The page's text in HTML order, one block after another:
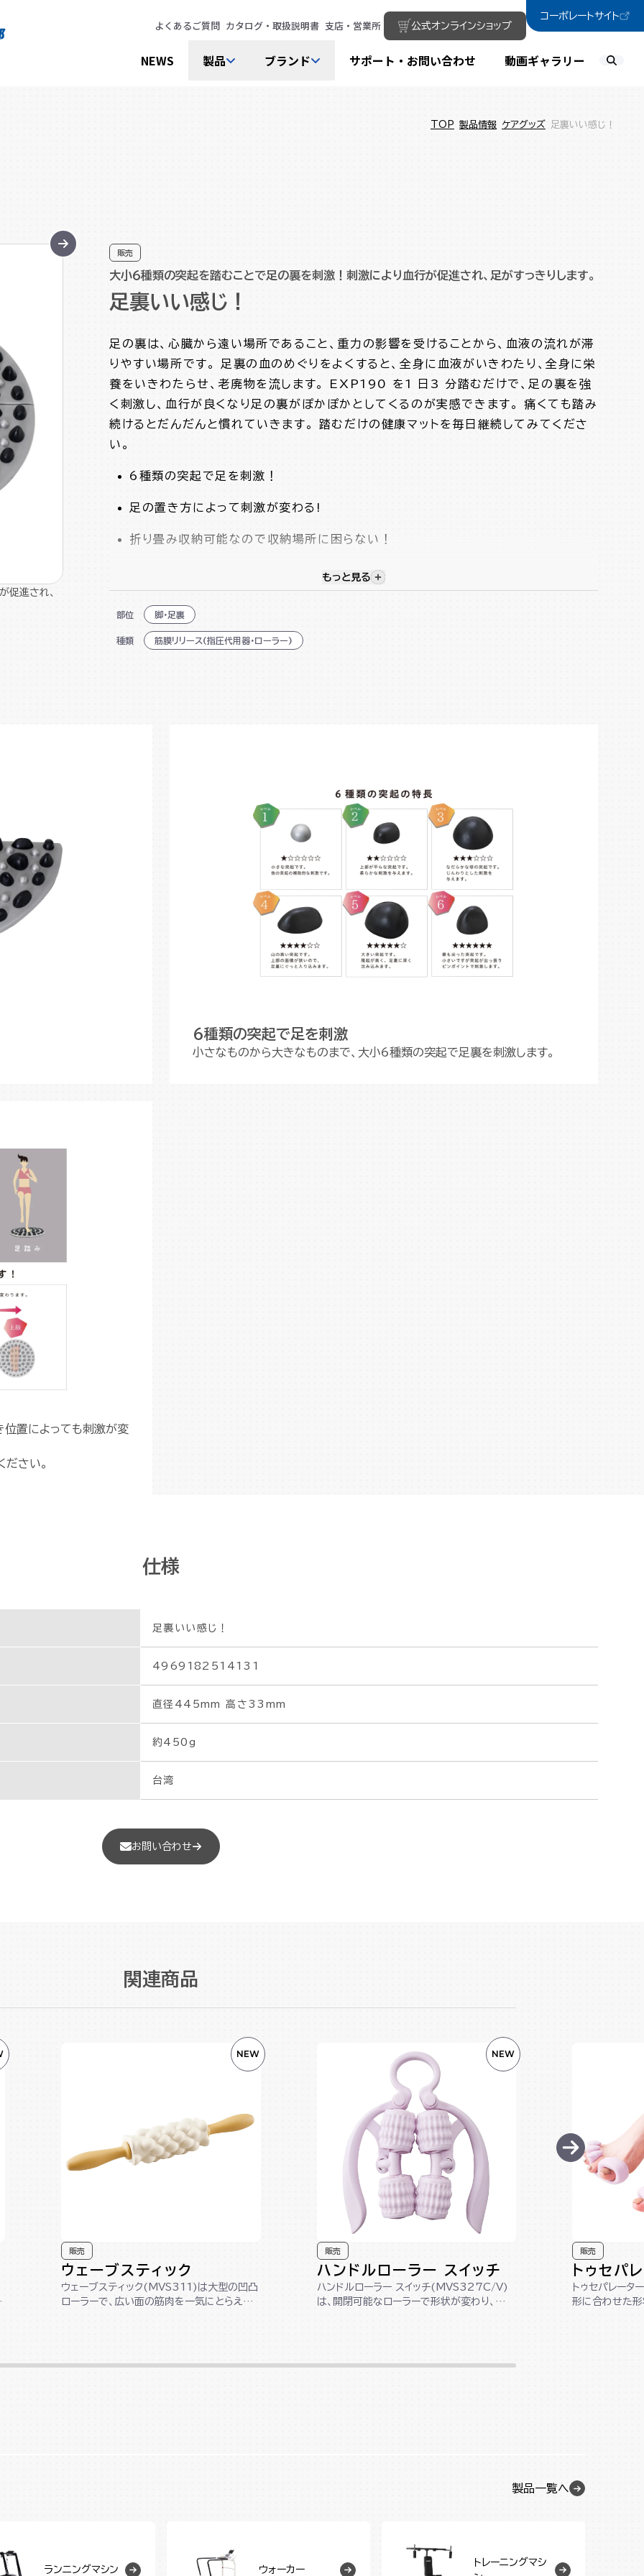
よくあるご質問 カタログ・取扱説明書 支店・営業所 公式オンラインショップ
コーポレートサイト
NEWS 製品 ブランド サポート・お問い合わせ 動画ギャラリー
TOP 製品情報 ケアグッズ 足裏いい感じ！
販売
大小６種類の突起を踏むことで足の裏を刺激！刺激により血行が促進され、足がすっきりします。
足裏いい感じ！
促進され、
足の裏は、心臓から遠い場所であること、重力の影響を受けることから、血液の流れが滞
りやすい場所です。 足裏の血のめぐりをよくすると、全身に血液がいきわたり、全身に栄
養をいきわたらせ、老廃物を流します。 EXP190 を1 日3 分踏むだけで、足の裏を強
く刺激し、血行が良くなり足の裏がぽかぽかとしてくるのが実感できます。 痛くても踏み
続けるとだんだんと慣れていきます。 踏むだけの健康マットを毎日継続してみてくださ
い。
6種類の突起で足を刺激！
足の置き方によって刺激が変わる!
折り畳み収納可能なので収納場所に困らない！
本体の上に乗って直立したり椅子に座って使用したりと使用法も様々！
視覚的に非表示のコンテンツを表示する
もっと見る
部位 脚・足裏
種類 筋膜リリース(指圧代用器・ローラー)
6種類の突起で足を刺激
小さなものから大きなものまで、大小6種類の突起で足裏を刺激します。
置によっても刺激が変
さい。
仕様
足裏いい感じ！
4969182514131
直径445mm 高さ33mm
約450g
台湾
お問い合わせ
関連商品
販売
ウェーブスティック
ウェーブスティック(MVS311)は大型の凹凸
ローラーで、広い面の筋肉を一気にとらえて
NEW
販売
ハンドルローラー スイッチ
ハンドルローラー スイッチ(MVS327C/V)
は、開閉可能なローラーで形状が変わり、
NEW
販売
トゥセパ
トゥセパレー
形に合わせた形
製品一覧へ
ランニングマシン ウォーカー
トレーニングマシ